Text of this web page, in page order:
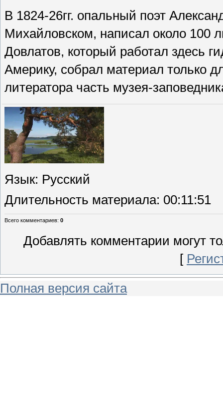
В 1824-26гг. опальный поэт
Михайловском, написал около 100
Довлатов, который работал здесь
Америку, собрал материал только
литератора часть музея-
Язык: Русский
Длительность материала: 00:11:51
Всего комментариев: 0
Добавлять комментарии могут
[
Полная версия сайта